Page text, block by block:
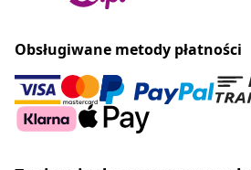
Obsługiwane metody płatności